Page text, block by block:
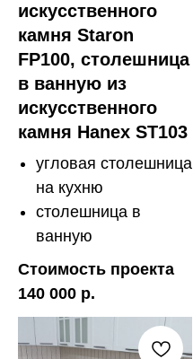
искусственного
камня Staron
FP100, столешница
в ванную из
искусственного
камня Hanex ST103
угловая столешница
на кухню
столешница в
ванную
Стоимость проекта
140 000 р.